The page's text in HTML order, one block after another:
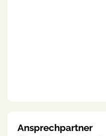
Ansprechpartner